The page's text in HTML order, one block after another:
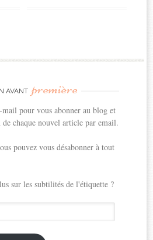
AVANT première
mail pour vous abonner au blog et
chaque nouvel article par email.
pouvez vous désabonner à tout
sur les subtilités de l'étiquette ?